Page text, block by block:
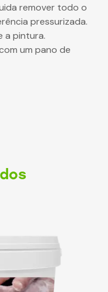
remover todo o
pressurizada.
a pintura.
um pano de